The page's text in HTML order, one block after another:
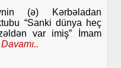
(ə) Kərbəladan
“Sanki dünya heç
var imiş” İmam
Davamı..